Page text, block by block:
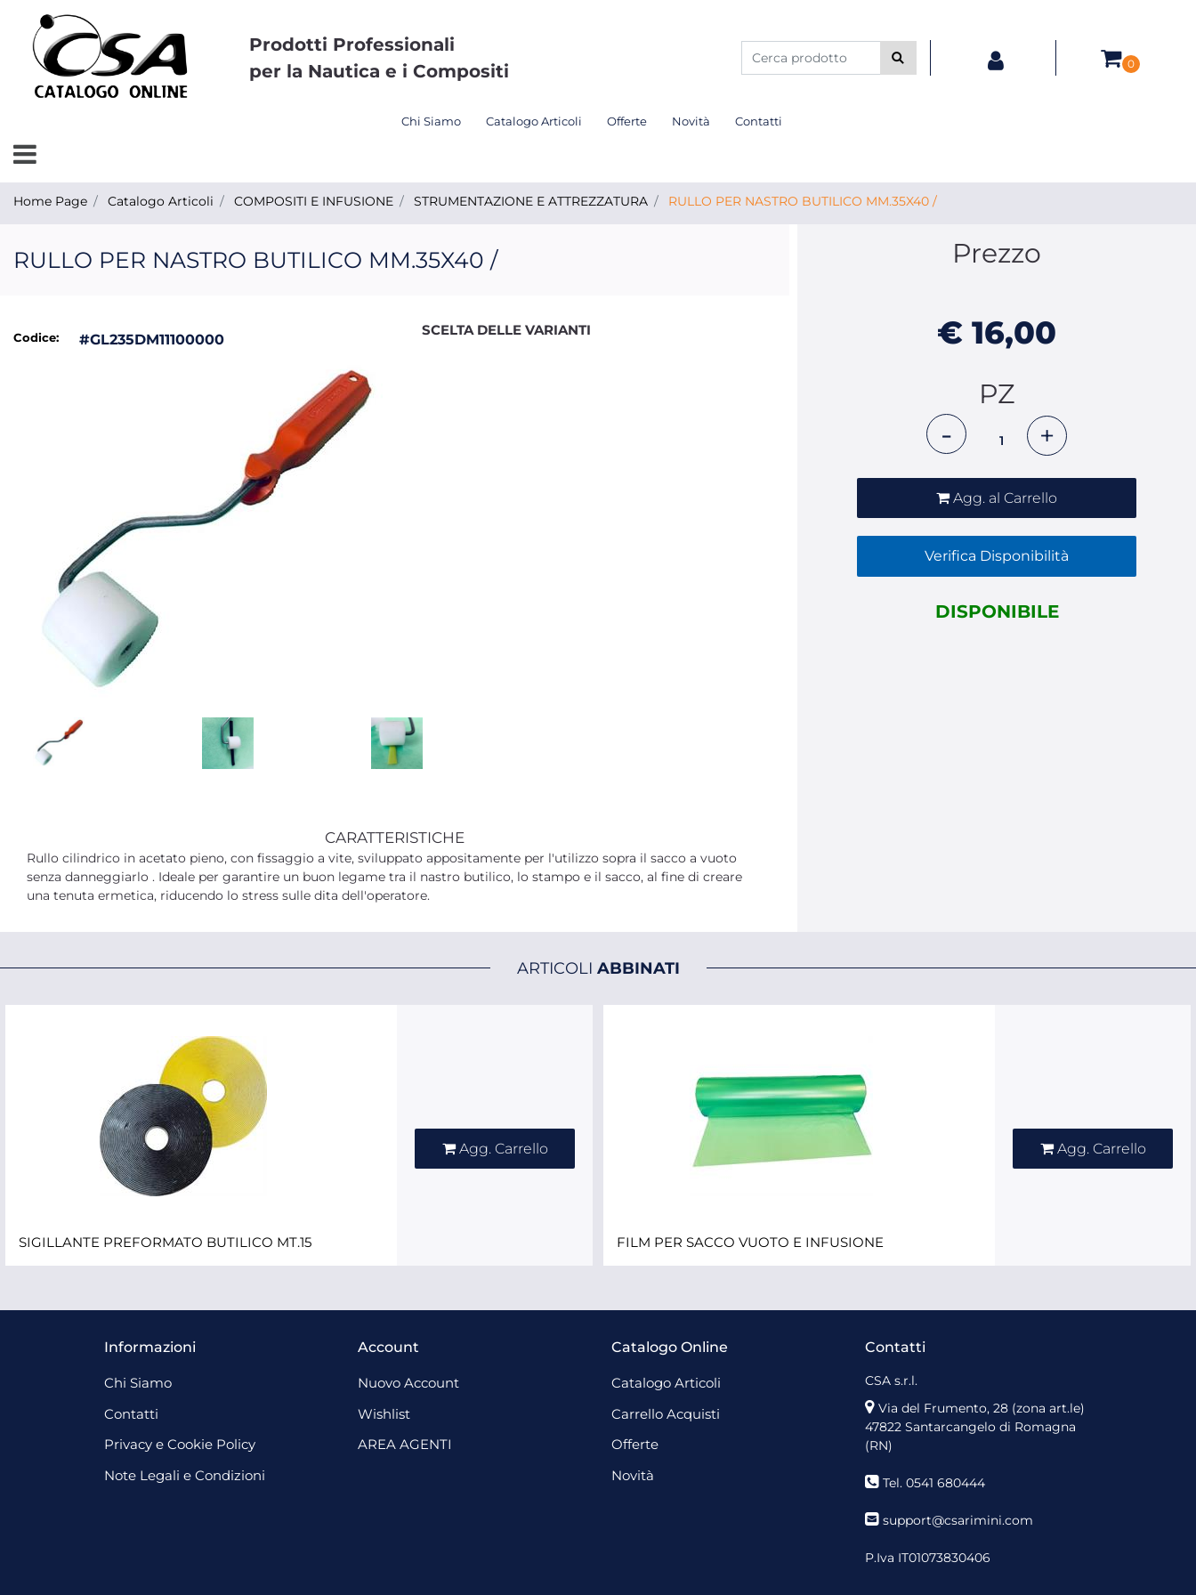
Prodotti Professionali
per la Nautica e i Compositi
0
Chi Siamo Catalogo Articoli Offerte Novità Contatti
Open menu
Home Page Catalogo Articoli COMPOSITI E INFUSIONE STRUMENTAZIONE E ATTREZZATURA RULLO PER NASTRO BUTILICO MM.35X40 /
RULLO PER NASTRO BUTILICO MM.35X40 /
Codice: #GL235DM11100000
SCELTA DELLE VARIANTI
CARATTERISTICHE
Rullo cilindrico in acetato pieno, con fissaggio a vite, sviluppato appositamente per l'utilizzo sopra il sacco a vuoto
senza danneggiarlo . Ideale per garantire un buon legame tra il nastro butilico, lo stampo e il sacco, al fine di creare
una tenuta ermetica, riducendo lo stress sulle dita dell'operatore.
Prezzo
€ 16,00
PZ
Quantità
Agg. al Carrello
Verifica Disponibilità
DISPONIBILE
ARTICOLI ABBINATI
SIGILLANTE PREFORMATO BUTILICO MT.15
Agg. Carrello
FILM PER SACCO VUOTO E INFUSIONE
Agg. Carrello
Informazioni
Chi Siamo
Contatti
Privacy e Cookie Policy
Note Legali e Condizioni
Account
Nuovo Account
Wishlist
AREA AGENTI
Catalogo Online
Catalogo Articoli
Carrello Acquisti
Offerte
Novità
Contatti
CSA s.r.l.
Via del Frumento, 28 (zona art.le)
47822 Santarcangelo di Romagna
(RN)
Tel. 0541 680444
support@csarimini.com
P.Iva IT01073830406